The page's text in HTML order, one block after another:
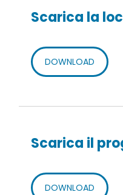
Scarica la
DOWNLOAD
Scarica il
DOWNLOAD